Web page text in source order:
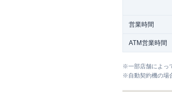
営業時間
ATM営業時間
※一部店舗によっ
※自動契約機の場